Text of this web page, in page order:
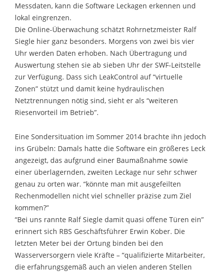
Messdaten, kann die Software Leckagen erkennen und
lokal eingrenzen.
Die Online-Überwachung schätzt Rohrnetzmeister Ralf
Siegle hier ganz besonders. Morgens von zwei bis vier
Uhr werden Daten erhoben. Nach Übertragung und
Auswertung stehen sie ab sieben Uhr der SWF-Leitstelle
zur Verfügung. Dass sich LeakControl auf “virtuelle
Zonen” stützt und damit keine hydraulischen
Netztrennungen nötig sind, sieht er als “weiteren
Riesenvorteil im Betrieb”.
Eine Sondersituation im Sommer 2014 brachte ihn jedoch
ins Grübeln: Damals hatte die Software ein größeres Leck
angezeigt, das aufgrund einer Baumaßnahme sowie
einer überlagernden, zweiten Leckage nur sehr schwer
genau zu orten war. “könnte man mit ausgefeilten
Rechenmodellen nicht viel schneller präzise zum Ziel
kommen?”
“Bei uns rannte Ralf Siegle damit quasi offene Türen ein”
erinnert sich RBS Geschäftsführer Erwin Kober. Die
letzten Meter bei der Ortung binden bei den
Wasserversorgern viele Kräfte – “qualifizierte Mitarbeiter,
die erfahrungsgemäß auch an vielen anderen Stellen